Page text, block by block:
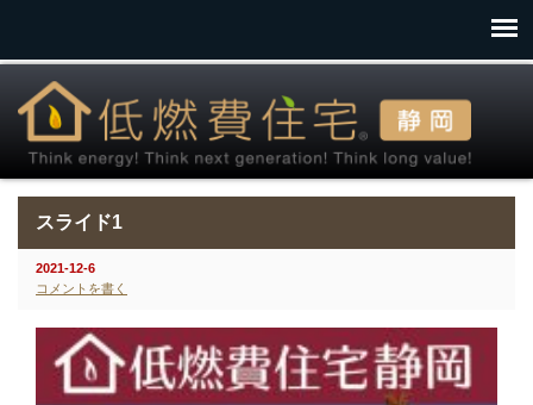
スライド1
2021-12-6
コメントを書く